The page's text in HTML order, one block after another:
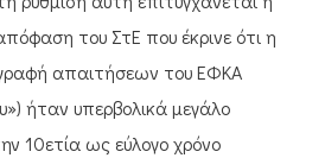
του ΣτΕ που έκρινε ότι η
απαιτήσεων του ΕΦΚΑ
ήταν υπερβολικά μεγάλο
10ετία ως εύλογο χρόνο